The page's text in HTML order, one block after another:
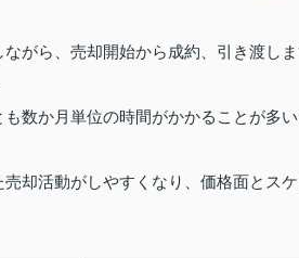
がら、売却開始から成約、引き渡し
数か月単位の時間がかかることが多
却活動がしやすくなり、価格面とス